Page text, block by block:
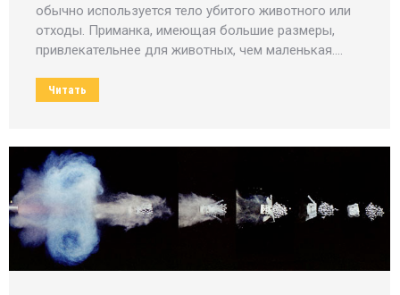
обычно используется тело убитого животного или
отходы. Приманка, имеющая большие размеры,
привлекательнее для животных, чем маленькая.…
Читать